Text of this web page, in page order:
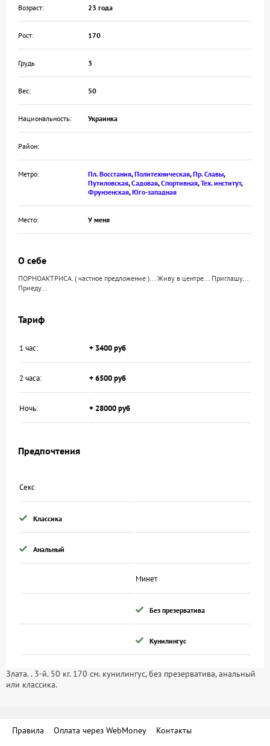
Возраст: 23 года
Рост: 170
Грудь 3
Вес: 50
Национальность: Украинка
Район:
Метро: Пл. Восстания,Политехническая,Пр. Славы,
Путиловская,Садовая,Спортивная,Тех. институт,
Фрунзенская,Юго-западная
Место: У меня
О себе
ПОРНОАКТРИСА. ( частное предложение )... Живу в центре... Приглашу...
Приеду...
Тариф
1 час: + 3400 руб
2 часа: + 6500 руб
Ночь: + 28000 руб
Предпочтения
Секс
Классика
Анальный
Минет
Без презерватива
Кунилингус
Злата. . 3-й. 50 кг. 170 см. кунилингус, без презерватива, анальный
или классика.
Правила Оплата через WebMoney
Контакты